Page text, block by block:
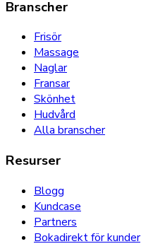
Branscher
Frisör
Massage
Naglar
Fransar
Skönhet
Hudvård
Alla branscher
Resurser
Blogg
Kundcase
Partners
Bokadirekt för kunder